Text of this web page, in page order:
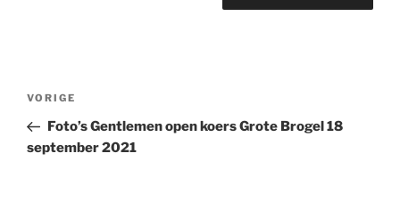
Bericht
Vorig
bericht
VORIGE
Foto’s Gentlemen open koers Grote Brogel 18
september 2021